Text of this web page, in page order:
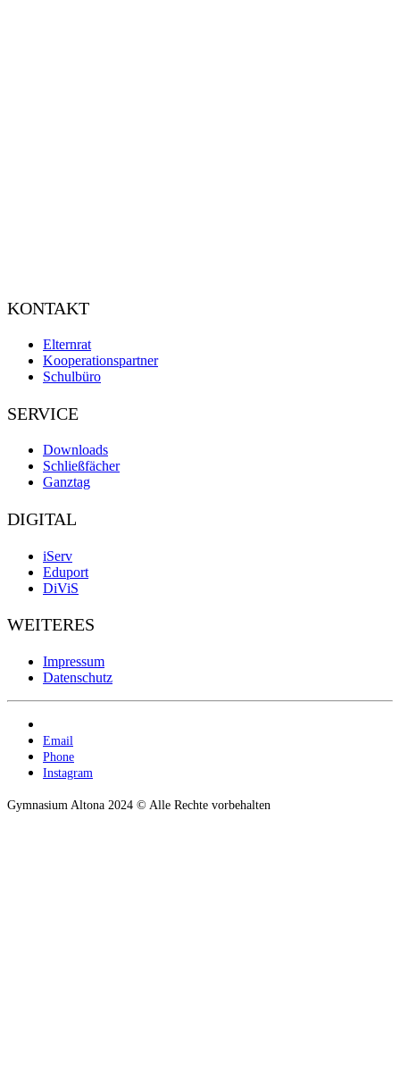
KONTAKT
Elternrat
Kooperationspartner
Schulbüro
SERVICE
Downloads
Schließfächer
Ganztag
DIGITAL
iServ
Eduport
DiViS
WEITERES
Impressum
Datenschutz
Email
Phone
Instagram
Gymnasium Altona 2024 © Alle Rechte vorbehalten